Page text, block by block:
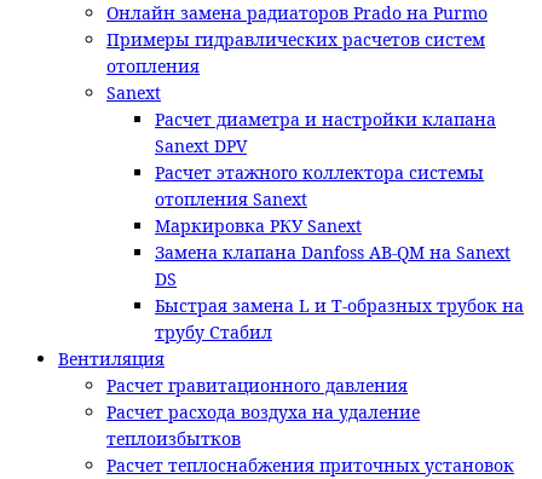
Онлайн замена радиаторов Prado на Purmo
Примеры гидравлических расчетов систем
отопления
Sanext
Расчет диаметра и настройки клапана
Sanext DPV
Расчет этажного коллектора системы
отопления Sanext
Маркировка РКУ Sanext
Замена клапана Danfoss AB-QM на Sanext
DS
Быстрая замена L и T-образных трубок на
трубу Стабил
Вентиляция
Расчет гравитационного давления
Расчет расхода воздуха на удаление
теплоизбытков
Расчет теплоснабжения приточных установок